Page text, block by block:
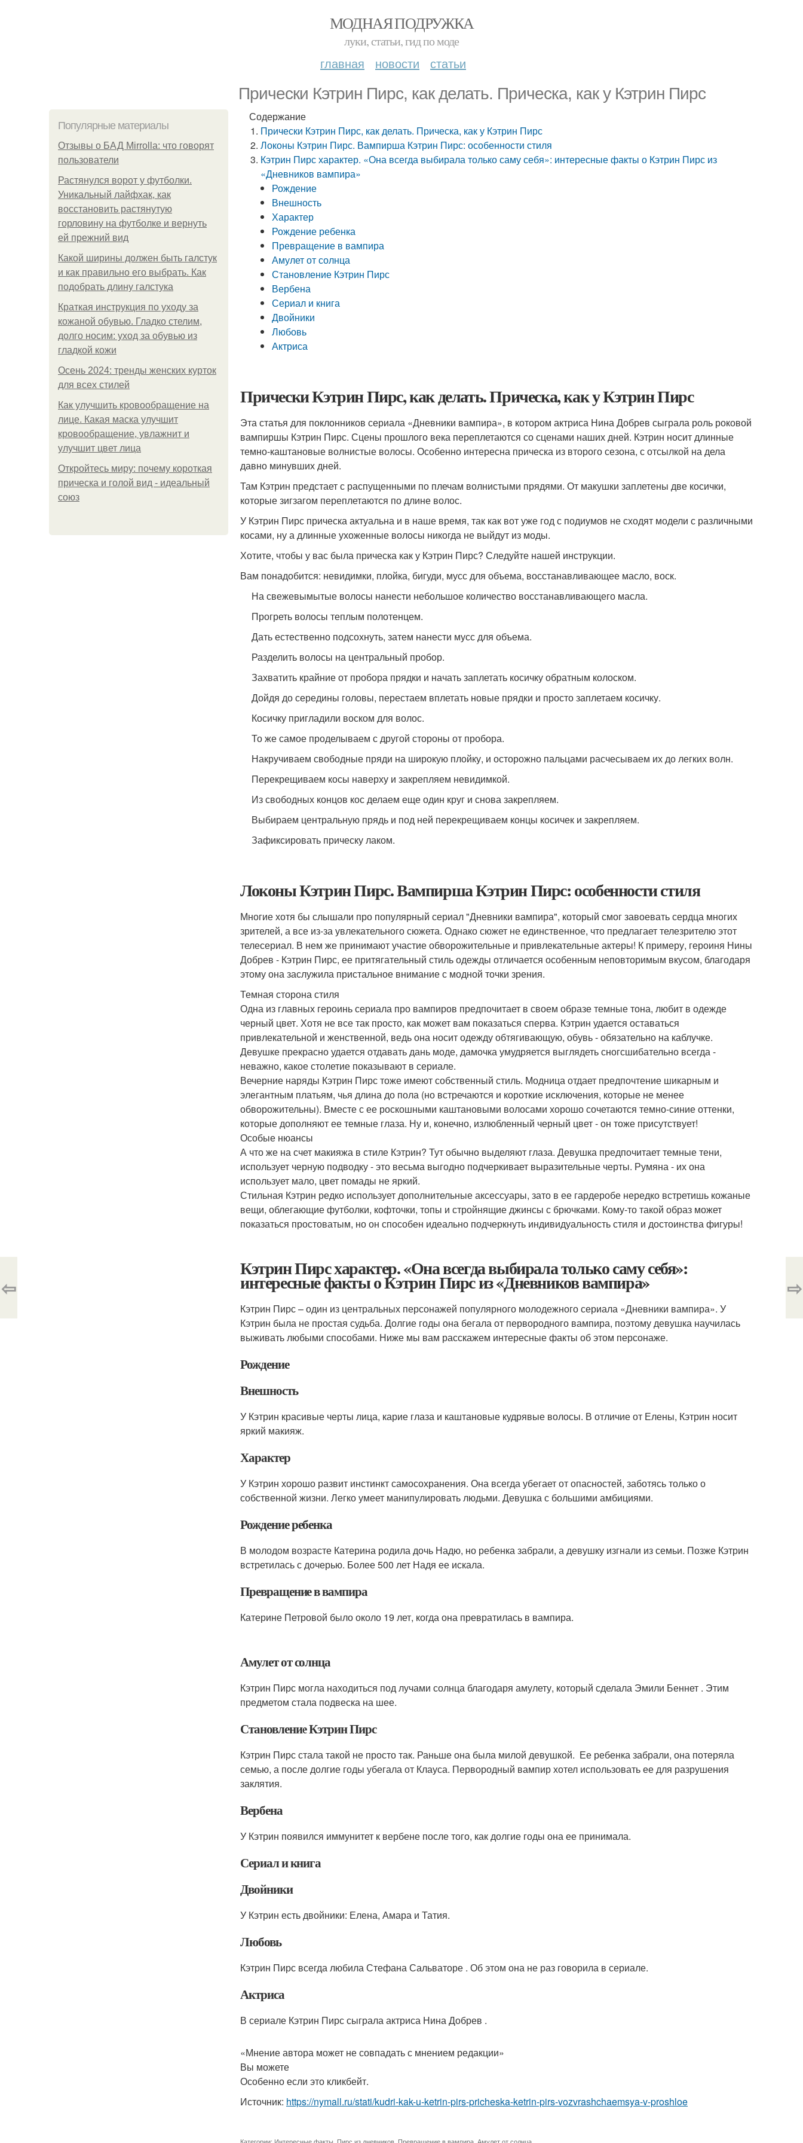
МОДНАЯ ПОДРУЖКА
луки, статьи, гид по моде
главная новости статьи
Прически Кэтрин Пирс, как делать. Прическа, как у Кэтрин Пирс
Популярные материалы
Отзывы о БАД Mirrolla: что говорят
пользователи
Растянулся ворот у футболки.
Уникальный лайфхак, как
восстановить растянутую
горловину на футболке и вернуть
ей прежний вид
Какой ширины должен быть галстук
и как правильно его выбрать. Как
подобрать длину галстука
Краткая инструкция по уходу за
кожаной обувью. Гладко стелим,
долго носим: уход за обувью из
гладкой кожи
Осень 2024: тренды женских курток
для всех стилей
Как улучшить кровообращение на
лице. Какая маска улучшит
кровообращение, увлажнит и
улучшит цвет лица
Откройтесь миру: почему короткая
прическа и голой вид - идеальный
союз
Содержание
Прически Кэтрин Пирс, как делать. Прическа, как у Кэтрин Пирс
Локоны Кэтрин Пирс. Вампирша Кэтрин Пирс: особенности стиля
Кэтрин Пирс характер. «Она всегда выбирала только саму себя»: интересные факты о Кэтрин Пирс из
«Дневников вампира»
Рождение
Внешность
Характер
Рождение ребенка
Превращение в вампира
Амулет от солнца
Становление Кэтрин Пирс
Вербена
Сериал и книга
Двойники
Любовь
Актриса
Прически Кэтрин Пирс, как делать. Прическа, как у Кэтрин Пирс
Эта статья для поклонников сериала «Дневники вампира», в котором актриса Нина Добрев сыграла роль роковой
вампиршы Кэтрин Пирс. Сцены прошлого века переплетаются со сценами наших дней. Кэтрин носит длинные
темно-каштановые волнистые волосы. Особенно интересна прическа из второго сезона, с отсылкой на дела
давно минувших дней.
Там Кэтрин предстает с распущенными по плечам волнистыми прядями. От макушки заплетены две косички,
которые зигзагом переплетаются по длине волос.
У Кэтрин Пирс прическа актуальна и в наше время, так как вот уже год с подиумов не сходят модели с различными
косами, ну а длинные ухоженные волосы никогда не выйдут из моды.
Хотите, чтобы у вас была прическа как у Кэтрин Пирс? Следуйте нашей инструкции.
Вам понадобится: невидимки, плойка, бигуди, мусс для объема, восстанавливающее масло, воск.
На свежевымытые волосы нанести небольшое количество восстанавливающего масла.
Прогреть волосы теплым полотенцем.
Дать естественно подсохнуть, затем нанести мусс для объема.
Разделить волосы на центральный пробор.
Захватить крайние от пробора прядки и начать заплетать косичку обратным колоском.
Дойдя до середины головы, перестаем вплетать новые прядки и просто заплетаем косичку.
Косичку пригладили воском для волос.
То же самое проделываем с другой стороны от пробора.
Накручиваем свободные пряди на широкую плойку, и осторожно пальцами расчесываем их до легких волн.
Перекрещиваем косы наверху и закрепляем невидимкой.
Из свободных концов кос делаем еще один круг и снова закрепляем.
Выбираем центральную прядь и под ней перекрещиваем концы косичек и закрепляем.
Зафиксировать прическу лаком.
Локоны Кэтрин Пирс. Вампирша Кэтрин Пирс: особенности стиля
Многие хотя бы слышали про популярный сериал "Дневники вампира", который смог завоевать сердца многих
зрителей, а все из-за увлекательного сюжета. Однако сюжет не единственное, что предлагает телезрителю этот
телесериал. В нем же принимают участие обворожительные и привлекательные актеры! К примеру, героиня Нины
Добрев - Кэтрин Пирс, ее притягательный стиль одежды отличается особенным неповторимым вкусом, благодаря
этому она заслужила пристальное внимание с модной точки зрения.
Темная сторона стиля
Одна из главных героинь сериала про вампиров предпочитает в своем образе темные тона, любит в одежде
черный цвет. Хотя не все так просто, как может вам показаться сперва. Кэтрин удается оставаться
привлекательной и женственной, ведь она носит одежду обтягивающую, обувь - обязательно на каблучке.
Девушке прекрасно удается отдавать дань моде, дамочка умудряется выглядеть сногсшибательно всегда -
неважно, какое столетие показывают в сериале.
Вечерние наряды Кэтрин Пирс тоже имеют собственный стиль. Модница отдает предпочтение шикарным и
элегантным платьям, чья длина до пола (но встречаются и короткие исключения, которые не менее
обворожительны). Вместе с ее роскошными каштановыми волосами хорошо сочетаются темно-синие оттенки,
которые дополняют ее темные глаза. Ну и, конечно, излюбленный черный цвет - он тоже присутствует!
Особые нюансы
А что же на счет макияжа в стиле Кэтрин? Тут обычно выделяют глаза. Девушка предпочитает темные тени,
использует черную подводку - это весьма выгодно подчеркивает выразительные черты. Румяна - их она
использует мало, цвет помады не яркий.
Стильная Кэтрин редко использует дополнительные аксессуары, зато в ее гардеробе нередко встретишь кожаные
вещи, облегающие футболки, кофточки, топы и стройнящие джинсы с брючками. Кому-то такой образ может
показаться простоватым, но он способен идеально подчеркнуть индивидуальность стиля и достоинства фигуры!
Кэтрин Пирс характер. «Она всегда выбирала только саму себя»:
интересные факты о Кэтрин Пирс из «Дневников вампира»
Кэтрин Пирс – один из центральных персонажей популярного молодежного сериала «Дневники вампира». У
Кэтрин была не простая судьба. Долгие годы она бегала от первородного вампира, поэтому девушка научилась
выживать любыми способами. Ниже мы вам расскажем интересные факты об этом персонаже.
Рождение
Внешность
У Кэтрин красивые черты лица, карие глаза и каштановые кудрявые волосы. В отличие от Елены, Кэтрин носит
яркий макияж.
Характер
У Кэтрин хорошо развит инстинкт самосохранения. Она всегда убегает от опасностей, заботясь только о
собственной жизни. Легко умеет манипулировать людьми. Девушка с большими амбициями.
Рождение ребенка
В молодом возрасте Катерина родила дочь Надю, но ребенка забрали, а девушку изгнали из семьи. Позже Кэтрин
встретилась с дочерью. Более 500 лет Надя ее искала.
Превращение в вампира
Катерине Петровой было около 19 лет, когда она превратилась в вампира.
Амулет от солнца
Кэтрин Пирс могла находиться под лучами солнца благодаря амулету, который сделала Эмили Беннет . Этим
предметом стала подвеска на шее.
Становление Кэтрин Пирс
Кэтрин Пирс стала такой не просто так. Раньше она была милой девушкой. Ее ребенка забрали, она потеряла
семью, а после долгие годы убегала от Клауса. Первородный вампир хотел использовать ее для разрушения
заклятия.
Вербена
У Кэтрин появился иммунитет к вербене после того, как долгие годы она ее принимала.
Сериал и книга
Двойники
У Кэтрин есть двойники: Елена, Амара и Татия.
Любовь
Кэтрин Пирс всегда любила Стефана Сальваторе . Об этом она не раз говорила в сериале.
Актриса
В сериале Кэтрин Пирс сыграла актриса Нина Добрев .
«Мнение автора может не совпадать с мнением редакции»
Вы можете
Особенно если это кликбейт.
Источник: https://nymall.ru/stati/kudri-kak-u-ketrin-pirs-pricheska-ketrin-pirs-vozvrashchaemsya-v-proshloe
⇦ ⇨